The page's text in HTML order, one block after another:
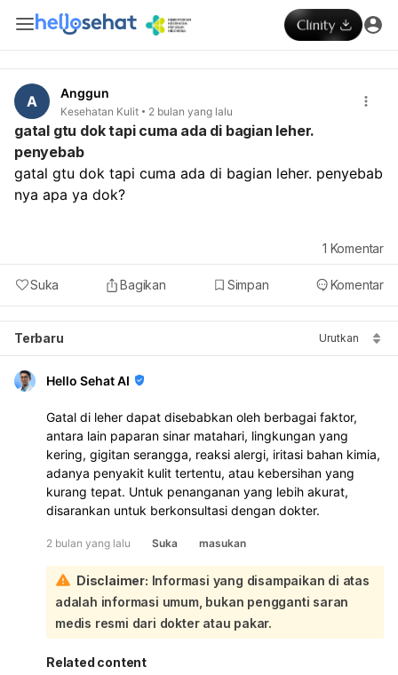
A Anggun
Kesehatan Kulit 2 bulan yang lalu
gatal gtu dok tapi cuma ada di bagian leher.
penyebab
gatal gtu dok tapi cuma ada di bagian leher. penyebab
nya apa ya dok?
Suka Bagikan Simpan Komentar
1 Komentar
Terbaru Urutkan
Hello Sehat AI
Gatal di leher dapat disebabkan oleh berbagai faktor,
antara lain paparan sinar matahari, lingkungan yang
kering, gigitan serangga, reaksi alergi, iritasi bahan kimia,
adanya penyakit kulit tertentu, atau kebersihan yang
kurang tepat. Untuk penanganan yang lebih akurat,
disarankan untuk berkonsultasi dengan dokter.
2 bulan yang lalu Suka masukan
Disclaimer: Informasi yang disampaikan di atas
adalah informasi umum, bukan pengganti saran
medis resmi dari dokter atau pakar.
Related content